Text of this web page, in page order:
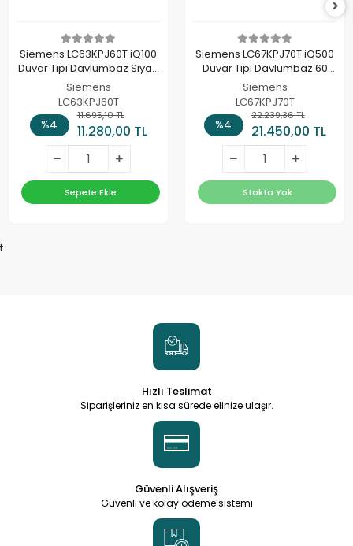
Siemens LC63KPJ60T iQ100
Duvar Tipi Davlumbaz Siyah
Cam, Siyah
Siemens
LC63KPJ60T
%4
11.695,10 TL
11.280,00 TL
Sepete Ekle
Siemens LC67KPJ70T iQ500
Duvar Tipi Davlumbaz 60
cm Clear glass grey printed
Siemens
LC67KPJ70T
%4
22.239,36 TL
21.450,00 TL
Stokta Yok
t
Hızlı Teslimat
Siparişleriniz en kısa sürede elinize ulaşır.
Güvenli Alışveriş
Güvenli ve kolay ödeme sistemi